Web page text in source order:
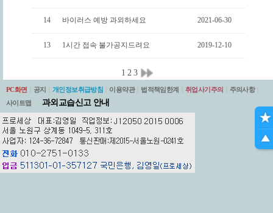
14 바이러스 예방 과외하세요 2021-06-30
13 1시간 접속 불가공지드려요 2019-12-10
1 2 3
PC화면 공지 개인정보취급방침 이용약관 법적책임한계 취업사기주의 주의사항
사이트맵
과외교습신고 안내